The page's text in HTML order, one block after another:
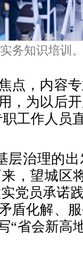
务知识培训
点，内容
，为以后
工作人员
层治理的
，望城区
党员承诺
盾化解、
“省会新高